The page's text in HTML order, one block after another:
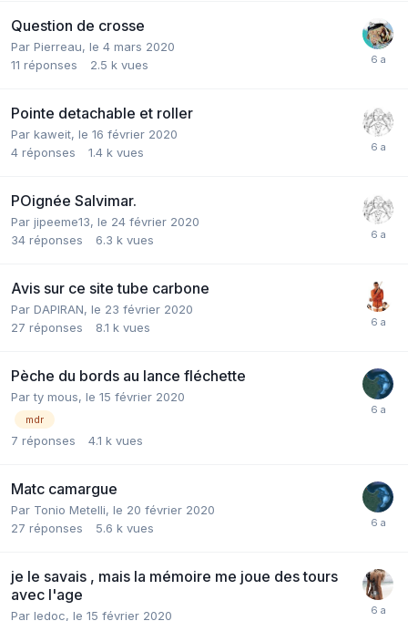
Question de crosse
Par Pierreau, le 4 mars 2020
11 réponses 2.5 k vues
Pointe detachable et roller
Par kaweit, le 16 février 2020
4 réponses 1.4 k vues
POignée Salvimar.
Par jipeeme13, le 24 février 2020
34 réponses 6.3 k vues
Avis sur ce site tube carbone
Par DAPIRAN, le 23 février 2020
27 réponses 8.1 k vues
Pèche du bords au lance fléchette
Party mous, le 15 février 2020
mdr
7 réponses 4.1 k vues
Matc camargue
Par Tonio Metelli, le 20 février 2020
27 réponses 5.6 k vues
je le savais , mais la mémoire me joue des tours
avec l'age
Par ledoc, le 15 février 2020